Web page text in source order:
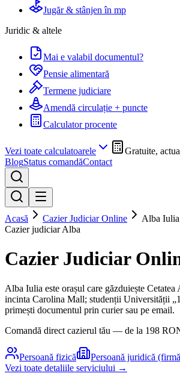
Jugăr & stânjen în mp
Juridic & altele
Mai e valabil documentul?
Pensie alimentară
Termene judiciare
Amendă circulație + puncte
Calculator procente
Vezi toate calculatoarele
Gratuite,
BlogStatus comandăContact
Acasă Cazier Judiciar Online
Alba Iulia
Cazier judiciarAlba
Cazier Judiciar
Alba Iulia este orașul care găzduiește
incinta Carolina Mall; studenții Universității
primești documentul prin curier sau pe email.
Comandă direct cazierul tău — de la 198
Persoană fizică
Persoană juridică
Vezi toate detaliile serviciului →